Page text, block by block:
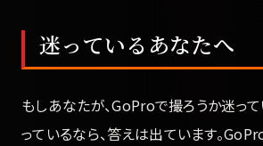
迷っているあなたへ
もしあなたが、GoProで撮ろうか迷っ
っているなら、答えは出ています。